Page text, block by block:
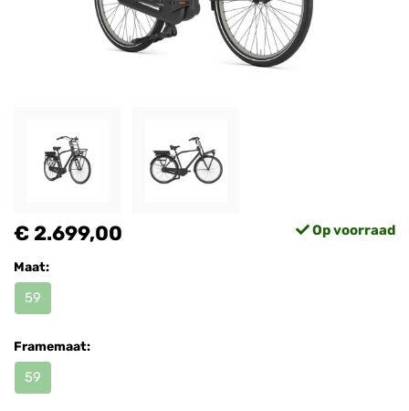
€ 2.699,00 Op voorraad
Maat:
59
Framemaat:
59